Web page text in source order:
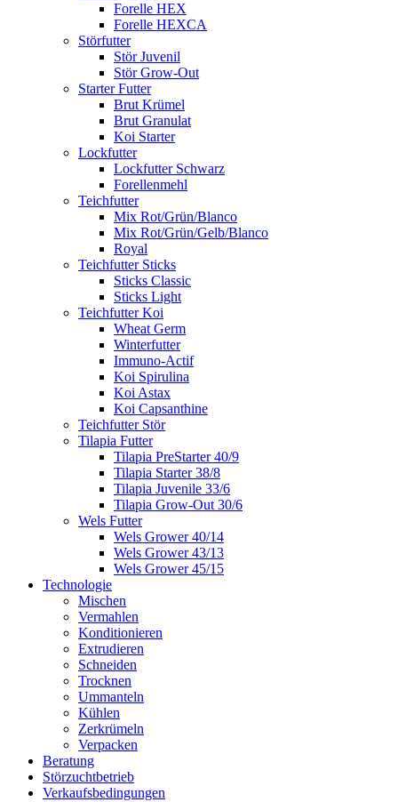
Forelle HEX
Forelle HEXCA
Störfutter
Stör Juvenil
Stör Grow-Out
Starter Futter
Brut Krümel
Brut Granulat
Koi Starter
Lockfutter
Lockfutter Schwarz
Forellenmehl
Teichfutter
Mix Rot/Grün/Blanco
Mix Rot/Grün/Gelb/Blanco
Royal
Teichfutter Sticks
Sticks Classic
Sticks Light
Teichfutter Koi
Wheat Germ
Winterfutter
Immuno-Actif
Koi Spirulina
Koi Astax
Koi Capsanthine
Teichfutter Stör
Tilapia Futter
Tilapia PreStarter 40/9
Tilapia Starter 38/8
Tilapia Juvenile 33/6
Tilapia Grow-Out 30/6
Wels Futter
Wels Grower 40/14
Wels Grower 43/13
Wels Grower 45/15
Technologie
Mischen
Vermahlen
Konditionieren
Extrudieren
Schneiden
Trocknen
Ummanteln
Kühlen
Zerkrümeln
Verpacken
Beratung
Störzuchtbetrieb
Verkaufsbedingungen